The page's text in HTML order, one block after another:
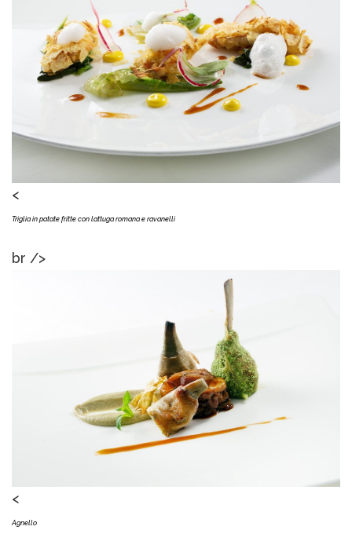
<
Triglia in patate fritte con lattuga romana e ravanelli
br />
<
Agnello